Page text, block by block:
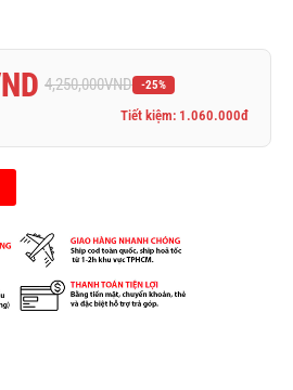
4,250,000VND -25%
Tiết kiệm: 1.060.000đ